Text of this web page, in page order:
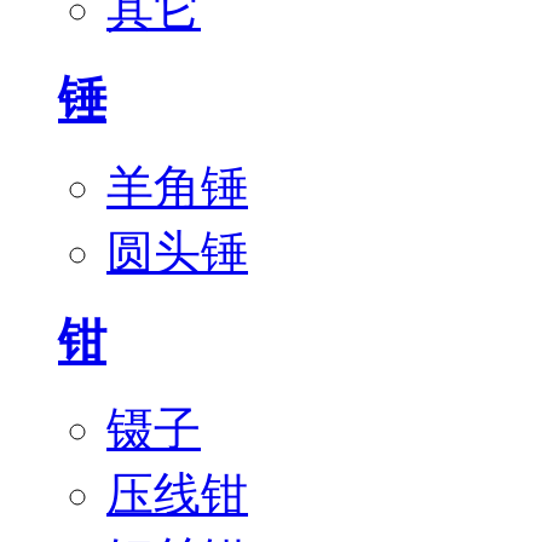
锤
羊角锤
圆头锤
钳
镊子
压线钳